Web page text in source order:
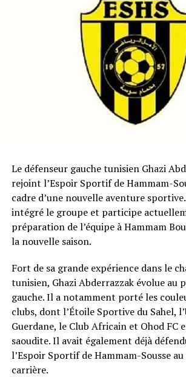
Le défenseur gauche tunisien Ghazi
rejoint l’Espoir Sportif de Hammam-
cadre d’une nouvelle aventure
intégré le groupe et participe
préparation de l’équipe à Hammam
la nouvelle saison.
Fort de sa grande expérience dans le
tunisien, Ghazi Abderrazzak évolue au
gauche. Il a notamment porté les
clubs, dont l’Étoile Sportive du Sahel,
Guerdane, le Club Africain et Ohod FC
saoudite. Il avait également déjà
l’Espoir Sportif de Hammam-Sousse
carrière.